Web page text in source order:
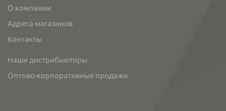
О компании
Адреса магазинов
Контакты
Наши дистрибьюторы
Оптово-корпоративные продажи